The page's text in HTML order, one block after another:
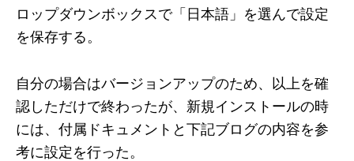
ロップダウンボックスで「日本語」を選んで設定
を保存する。
自分の場合はバージョンアップのため、以上を確
認しただけで終わったが、新規インストールの時
には、付属ドキュメントと下記ブログの内容を参
考に設定を行った。